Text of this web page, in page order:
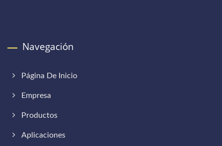
Navegación
Página De Inicio
Empresa
Productos
Aplicaciones